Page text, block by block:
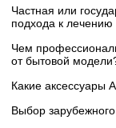
Частная или
подхода к лечению
Чем
от бытовой
Какие аксессуары
Выбор